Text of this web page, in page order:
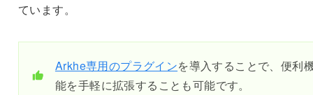
ています。
Arkhe専用のプラグインを導入することで、便利
能を手軽に拡張することも可能です。